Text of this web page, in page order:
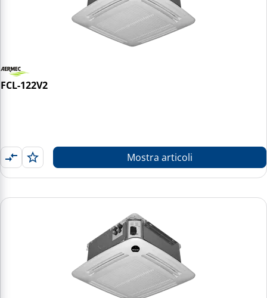
FCL-122V2
Mostra articoli